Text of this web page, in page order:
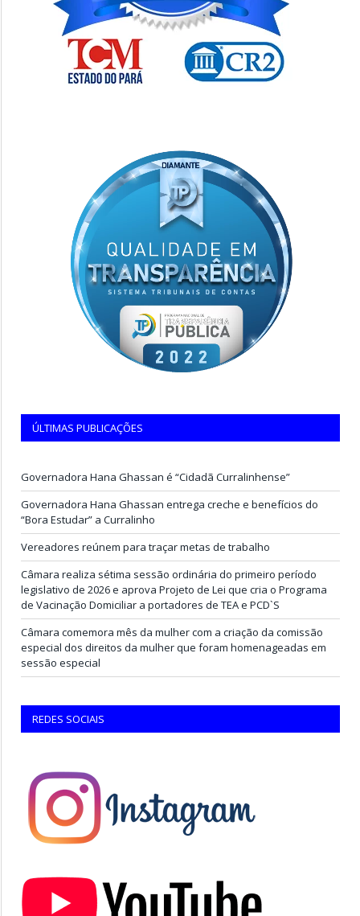
ÚLTIMAS PUBLICAÇÕES
Governadora Hana Ghassan é “Cidadã Curralinhense”
Governadora Hana Ghassan entrega creche e benefícios do
“Bora Estudar” a Curralinho
Vereadores reúnem para traçar metas de trabalho
Câmara realiza sétima sessão ordinária do primeiro período
legislativo de 2026 e aprova Projeto de Lei que cria o Programa
de Vacinação Domiciliar a portadores de TEA e PCD`S
Câmara comemora mês da mulher com a criação da comissão
especial dos direitos da mulher que foram homenageadas em
sessão especial
REDES SOCIAIS